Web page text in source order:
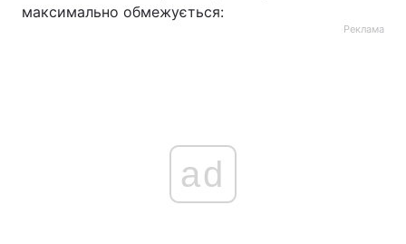
максимально обмежується:
Реклама
ad